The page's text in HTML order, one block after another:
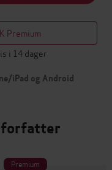
Premium
i 14 dager
iPad og Android
forfatter
Premium